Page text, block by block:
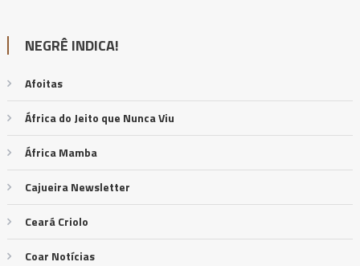
NEGRÊ INDICA!
Afoitas
África do Jeito que Nunca Viu
África Mamba
Cajueira Newsletter
Ceará Criolo
Coar Notícias